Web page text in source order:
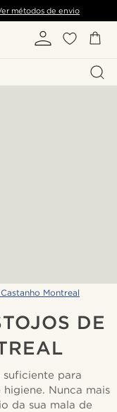
métodos de envio
Montreal
DE
para
Nunca mais
da sua mala de